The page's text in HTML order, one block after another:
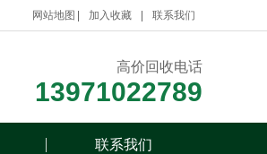
网站地图 加入收藏 联系我们
高价回收电话
13971022789
联系我们